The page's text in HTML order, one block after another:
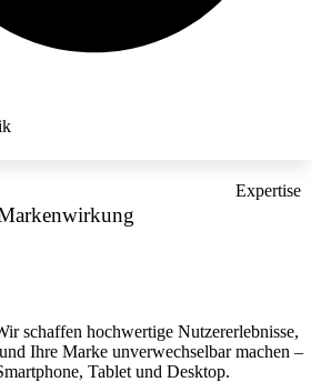
Expertise
schaffen hochwertige Nutzererlebnisse,
Ihre Marke unverwechselbar machen –
Tablet und Desktop.